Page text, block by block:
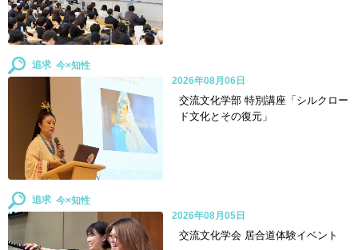
追求
交流文化学部 特別講座「シルクロー
ド文化とその復元」
2026年08月06日
追求
交流文化学会 居合道体験イベント
2026年08月05日